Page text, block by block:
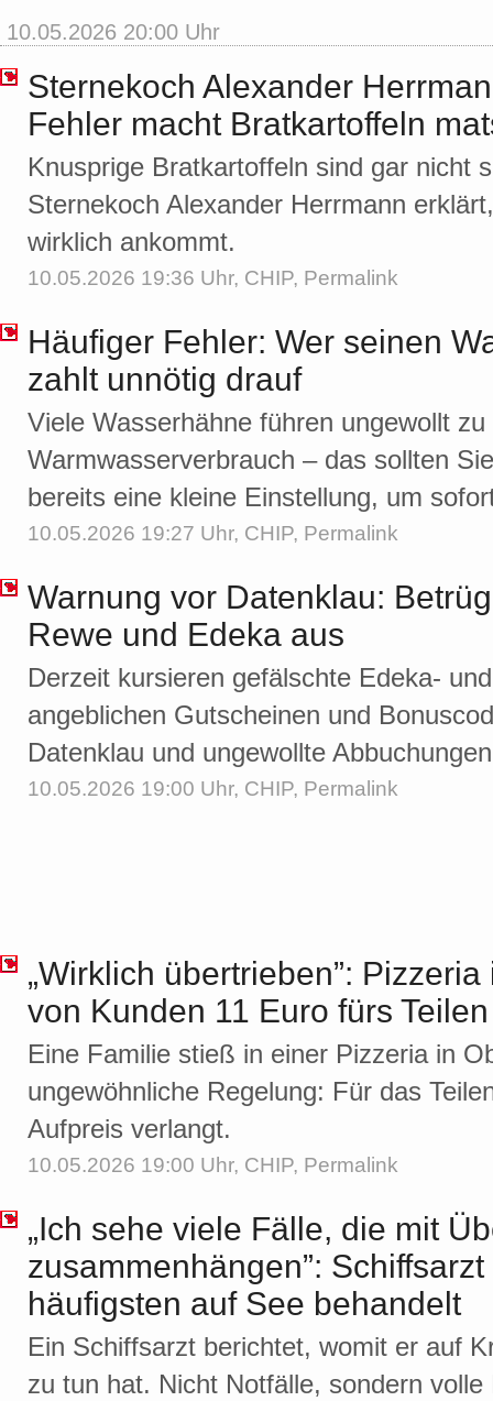
10.05.2026 20:00 Uhr
Sternekoch Alexander
Fehler macht Bratkartoffeln
Knusprige Bratkartoffeln sind gar nicht
Sternekoch Alexander Herrmann
wirklich ankommt.
10.05.2026 19:36 Uhr, CHIP, Permalink
Häufiger Fehler: Wer seinen
zahlt unnötig drauf
Viele Wasserhähne führen ungewollt
Warmwasserverbrauch – das sollten
bereits eine kleine Einstellung, um
10.05.2026 19:27 Uhr, CHIP, Permalink
Warnung vor Datenklau:
Rewe und Edeka aus
Derzeit kursieren gefälschte Edeka-
angeblichen Gutscheinen und
Datenklau und ungewollte
10.05.2026 19:00 Uhr, CHIP, Permalink
„Wirklich übertrieben”:
von Kunden 11 Euro fürs
Eine Familie stieß in einer Pizzeria in
ungewöhnliche Regelung: Für das
Aufpreis verlangt.
10.05.2026 19:00 Uhr, CHIP, Permalink
„Ich sehe viele Fälle, die mit
zusammenhängen”:
häufigsten auf See behandelt
Ein Schiffsarzt berichtet, womit er auf
zu tun hat. Nicht Notfälle, sondern